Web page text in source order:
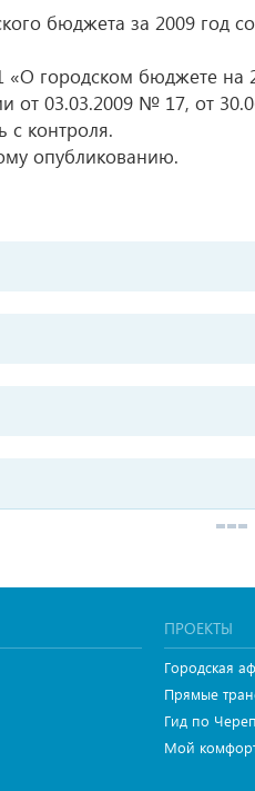
бюджета за 2009 год
городском бюджете на
03.03.2009 № 17, от
с контроля.
опубликованию.
ПРОЕКТЫ
Городская
Прямые
Гид по
Мой